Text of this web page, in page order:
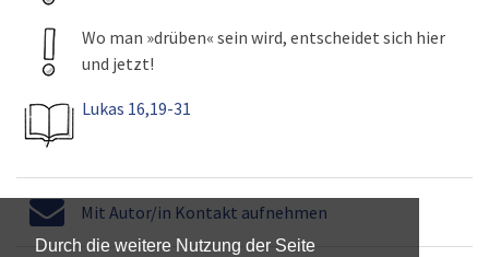
Durch die weitere Nutzung der Seite
Wo man »drüben« sein wird, entscheidet sich hier
und jetzt!
Lukas 16,19-31
Mit Autor/in Kontakt aufnehmen